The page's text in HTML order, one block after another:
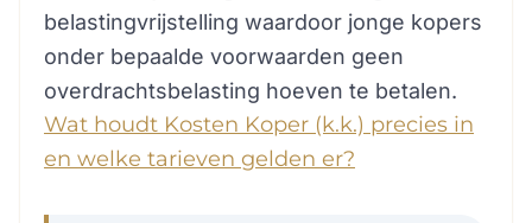
belastingvrijstelling waardoor jonge kopers
onder bepaalde voorwaarden geen
overdrachtsbelasting hoeven te betalen.
Wat houdt Kosten Koper (k.k.) precies in
en welke tarieven gelden er?